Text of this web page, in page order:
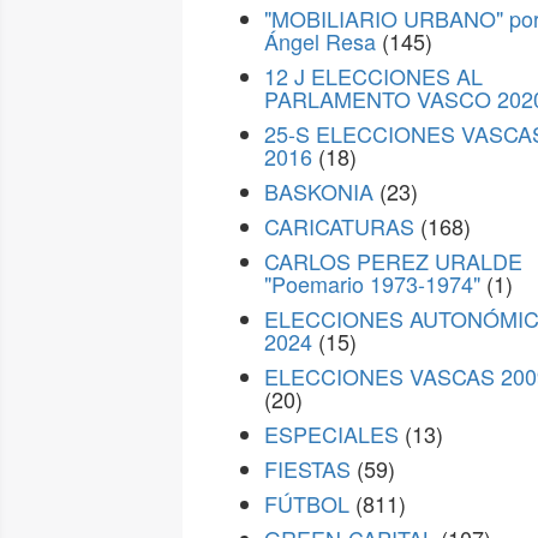
"MOBILIARIO URBANO"
Ángel Resa (145)
12 J ELECCIONES AL
PARLAMENTO VASCO
25-S ELECCIONES
2016 (18)
BASKONIA (23)
CARICATURAS (168)
CARLOS PEREZ URALDE
"Poemario 1973-1974" (1)
ELECCIONES
2024 (15)
ELECCIONES VASCAS
(20)
ESPECIALES (13)
FIESTAS (59)
FÚTBOL (811)